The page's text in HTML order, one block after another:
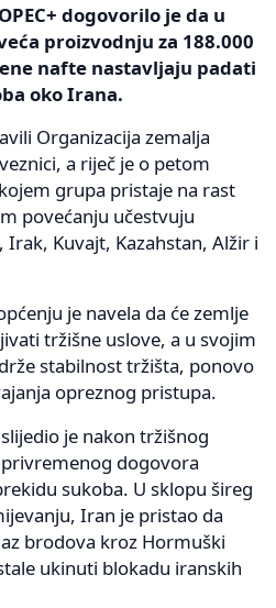
dogovorilo je da u
proizvodnju za 188.000
nafte nastavljaju padati
oko Irana.
Organizacija zemalja
a riječ je o petom
grupa pristaje na rast
povećanju učestvuju
Irak, Kuvajt, Kazahstan, Alžir i
je navela da će zemlje
tržišne uslove, a u svojim
stabilnost tržišta, ponovo
opreznog pristupa.
je nakon tržišnog
dogovora
sukoba. U sklopu šireg
Iran je pristao da
brodova kroz Hormuški
ukinuti blokadu iranskih